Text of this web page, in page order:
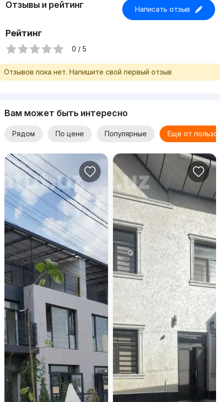
Отзывы и рейтинг Написать отзыв
Рейтинг
0 / 5
Отзывов пока нет. Напишите свой первый отзыв
Вам может быть интересно
Рядом По цене Популярные Еще от